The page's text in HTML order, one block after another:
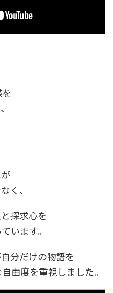
く、
探求心を
います。
分だけの物語を
由度を重視しました。